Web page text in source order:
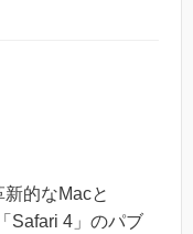
的なMacと
Safari 4」のパブ